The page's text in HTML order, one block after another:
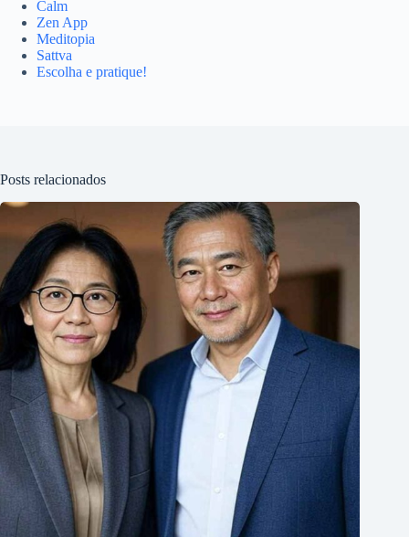
Calm
Zen App
Meditopia
Sattva
Escolha e pratique!
Posts relacionados